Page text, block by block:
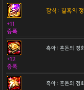
잠식 : 칠흑의
+11
증폭
흑아 : 혼돈의 정
+12
증폭
흑아 : 혼돈의 정